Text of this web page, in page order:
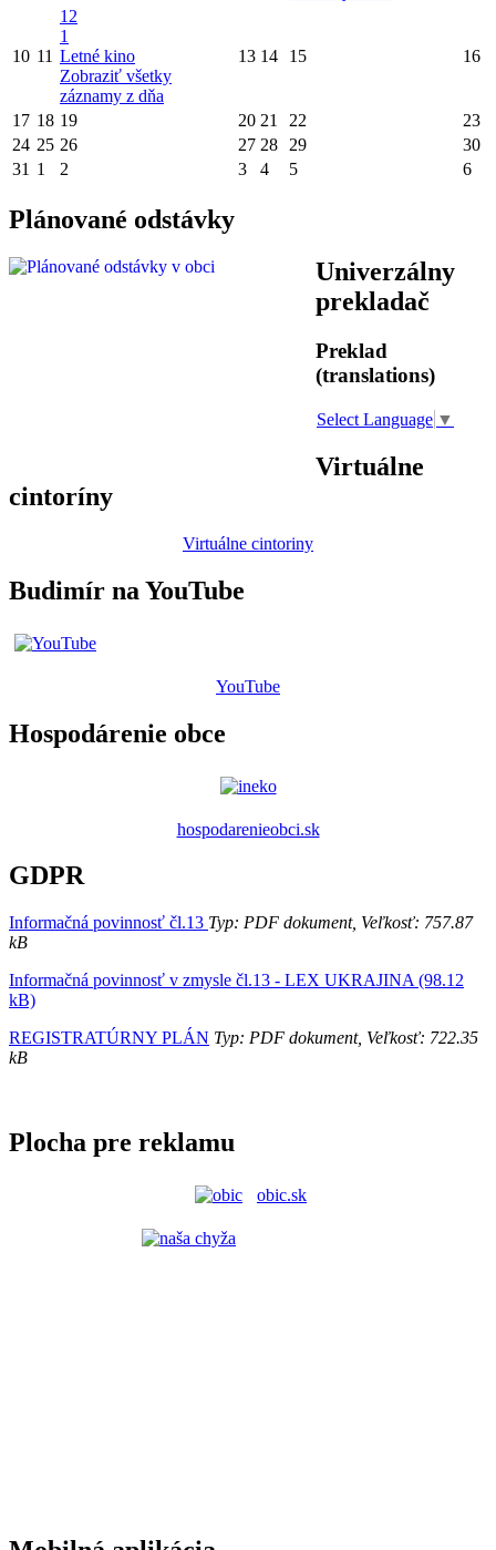
10 11
12
1
Letné kino
Zobraziť všetky
záznamy z dňa
13 14 15 16
17 18 19 20 21 22
23
24 25 26 27 28 29
30
31 1 2 3 4 5 6
Plánované odstávky
Univerzálny
prekladač
Preklad
(translations)
Select Language ▼
Virtuálne
cintoríny
Virtuálne cintoriny
Budimír na YouTube
YouTube
Hospodárenie obce
hospodarenieobci.sk
GDPR
Informačná povinnosť čl.13 Typ: PDF dokument, Veľkosť: 757.87
kB
Informačná povinnosť v zmysle čl.13 - LEX UKRAJINA (98.12
kB)
REGISTRATÚRNY PLÁN Typ: PDF dokument, Veľkosť: 722.35
kB
Plocha pre reklamu
obic.sk